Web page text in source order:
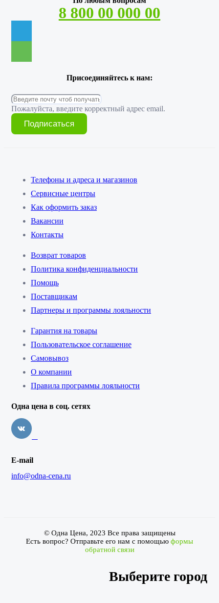
8 800 00 000 00
Присоединяйтесь к нам:
Пожалуйста, введите корректный адрес email.
Подписаться
Телефоны и адреса и магазинов
Сервисные центры
Как оформить заказ
Вакансии
Контакты
Возврат товаров
Политика конфиденциальности
Помощь
Поставщикам
Партнеры и программы лояльности
Гарантия на товары
Пользовательское соглашение
Самовывоз
О компании
Правила программы лояльности
Одна цена в соц. сетях
E-mail
info@odna-cena.ru
© Одна Цена, 2023 Все права защищены
Есть вопрос? Отправьте его нам с помощью формы
обратной связи
Выберите город